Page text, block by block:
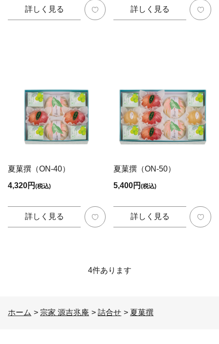
詳しく見る 詳しく見る
夏菓撰（ON-40）
4,320円(税込)
詳しく見る
夏菓撰（ON-50）
5,400円(税込)
詳しく見る
4件あります
ホーム > 宗家 源吉兆庵 >詰合せ > 夏菓撰